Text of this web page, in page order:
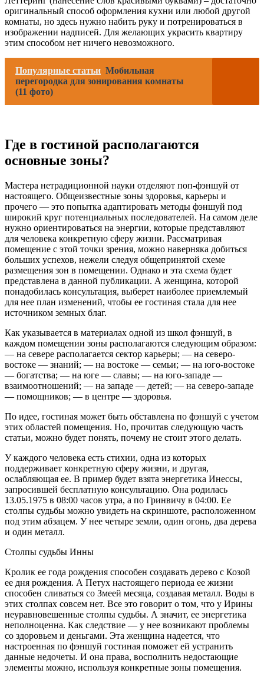
оригинальный способ оформления кухни или любой другой
комнаты, но здесь нужно набить руку и потренироваться в
изображении надписей. Для желающих украсить квартиру
этим способом нет ничего невозможного.
Популярные статьи Мобильная
перегородка для зонирования комнаты
(11 фото)
Где в гостиной располагаются
основные зоны?
Мастера нетрадиционной науки отделяют поп-фэншуй от
настоящего. Общеизвестные зоны здоровья, карьеры и
прочего — это попытка адаптировать методы фэншуй под
широкий круг потенциальных последователей. На самом деле
нужно ориентироваться на энергии, которые представляют
для человека конкретную сферу жизни. Рассматривая
помещение с этой точки зрения, можно наверняка добиться
больших успехов, нежели следуя общепринятой схеме
размещения зон в помещении. Однако и эта схема будет
представлена в данной публикации. А женщина, которой
понадобилась консультация, выберет наиболее приемлемый
для нее план изменений, чтобы ее гостиная стала для нее
источником земных благ.
Как указывается в материалах одной из школ фэншуй, в
каждом помещении зоны располагаются следующим образом:
— на севере располагается сектор карьеры; — на северо-
востоке — знаний; — на востоке — семьи; — на юго-востоке
— богатства; — на юге — славы; — на юго-западе —
взаимоотношений; — на западе — детей; — на северо-западе
— помощников; — в центре — здоровья.
По идее, гостиная может быть обставлена по фэншуй с учетом
этих областей помещения. Но, прочитав следующую часть
статьи, можно будет понять, почему не стоит этого делать.
У каждого человека есть стихии, одна из которых
поддерживает конкретную сферу жизни, и другая,
ослабляющая ее. В пример будет взята энергетика Инессы,
запросившей бесплатную консультацию. Она родилась
13.05.1975 в 08:00 часов утра, а по Гринвичу в 04:00. Ее
столпы судьбы можно увидеть на скриншоте, расположенном
под этим абзацем. У нее четыре земли, один огонь, два дерева
и один металл.
Столпы судьбы Инны
Кролик ее года рождения способен создавать дерево с Козой
ее дня рождения. А Петух настоящего периода ее жизни
способен сливаться со Змеей месяца, создавая металл. Воды в
этих столпах совсем нет. Все это говорит о том, что у Ирины
неуравновешенные столпы судьбы. А значит, ее энергетика
неполноценна. Как следствие — у нее возникают проблемы
со здоровьем и деньгами. Эта женщина надеется, что
настроенная по фэншуй гостиная поможет ей устранить
данные недочеты. И она права, восполнить недостающие
элементы можно, используя конкретные зоны помещения.